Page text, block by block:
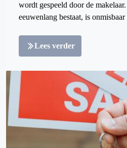
wordt gespeeld door de
eeuwenlang bestaat, is
Lees verder